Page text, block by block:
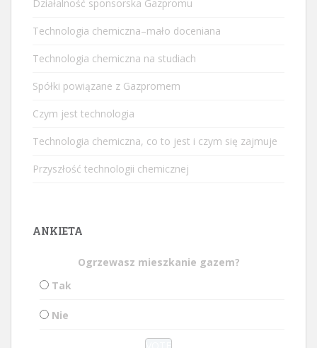
Działalność sponsorska Gazpromu
Technologia chemiczna–mało doceniana
Technologia chemiczna na studiach
Spółki powiązane z Gazpromem
Czym jest technologia
Technologia chemiczna, co to jest i czym się zajmuje
Przyszłość technologii chemicznej
ANKIETA
Ogrzewasz mieszkanie gazem?
Tak
Nie